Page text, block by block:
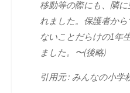
移動等の際にも、隣
れました。保護者か
ないことだらけの1年
ました。〜(後略)
引用元 : みんなの小学